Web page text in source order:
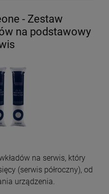
- Zestaw
na podstawowy
na serwis, który
(serwis półroczny), od
urządzenia.